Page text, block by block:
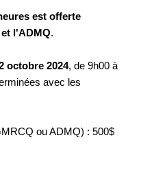
est offerte
l'ADMQ.
octobre 2024, de 9h00 à
avec les
ou ADMQ) : 500$